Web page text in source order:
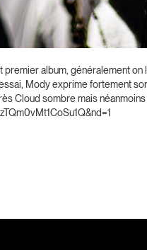
album, généralement
Mody exprime fortement
Cloud sombre mais